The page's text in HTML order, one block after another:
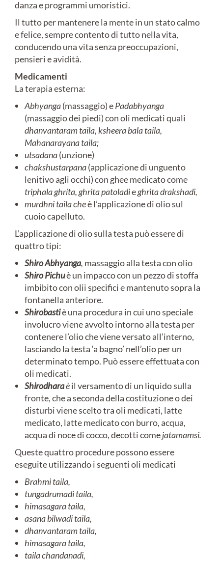
danza e programmi umoristici.
Il tutto per mantenere la mente in un stato calmo
e felice, sempre contento di tutto nella vita,
conducendo una vita senza preoccupazioni,
pensieri e avidità.
Medicamenti
La terapia esterna:
Abhyanga(massaggio) ePadabhyanga
(massaggio dei piedi) con oli medicati quali
dhanvantaram taila, ksheera bala taila,
Mahanarayana taila;
utsadana(unzione)
chakshustarpana(applicazione di unguento
lenitivo agli occhi) con ghee medicato come
triphala ghrita,ghrita patoladieghrita drakshadi,
murdhni taila cheè l’applicazione di olio sul
cuoio capelluto.
L’applicazione di olio sulla testa può essere di
quattro tipi:
Shiro Abhyanga, massaggio alla testa con olio
Shiro Pichuè un impacco con un pezzo di stoffa
imbibito con olii specifici e mantenuto sopra la
fontanella anteriore.
Shirobastiè una procedura in cui uno speciale
involucro viene avvolto intorno alla testa per
contenere l’olio che viene versato all’interno,
lasciando la testa ‘a bagno’ nell’olio per un
determinato tempo. Può essere effettuata con
oli medicati.
Shirodharaèil versamento di un liquido sulla
fronte, che a seconda della costituzione o dei
disturbi viene scelto tra oli medicati, latte
medicato, latte medicato con burro, acqua,
acqua di noce di cocco, decotti comejatamamsi.
Queste quattro procedure possono essere
eseguite utilizzando i seguenti oli medicati
Brahmi taila,
tungadrumadi taila,
himasagara taila,
asana bilwadi taila,
dhanvantaram taila,
himasagara taila,
taila chandanadi,